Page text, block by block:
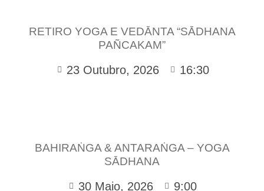
RETIRO YOGA E VEDĀNTA “SĀDHANA
PAÑCAKAM”
23 Outubro, 2026 16:30
BAHIRAṄGA & ANTARAṄGA – YOGA
SĀDHANA
30 Maio, 2026 9:00